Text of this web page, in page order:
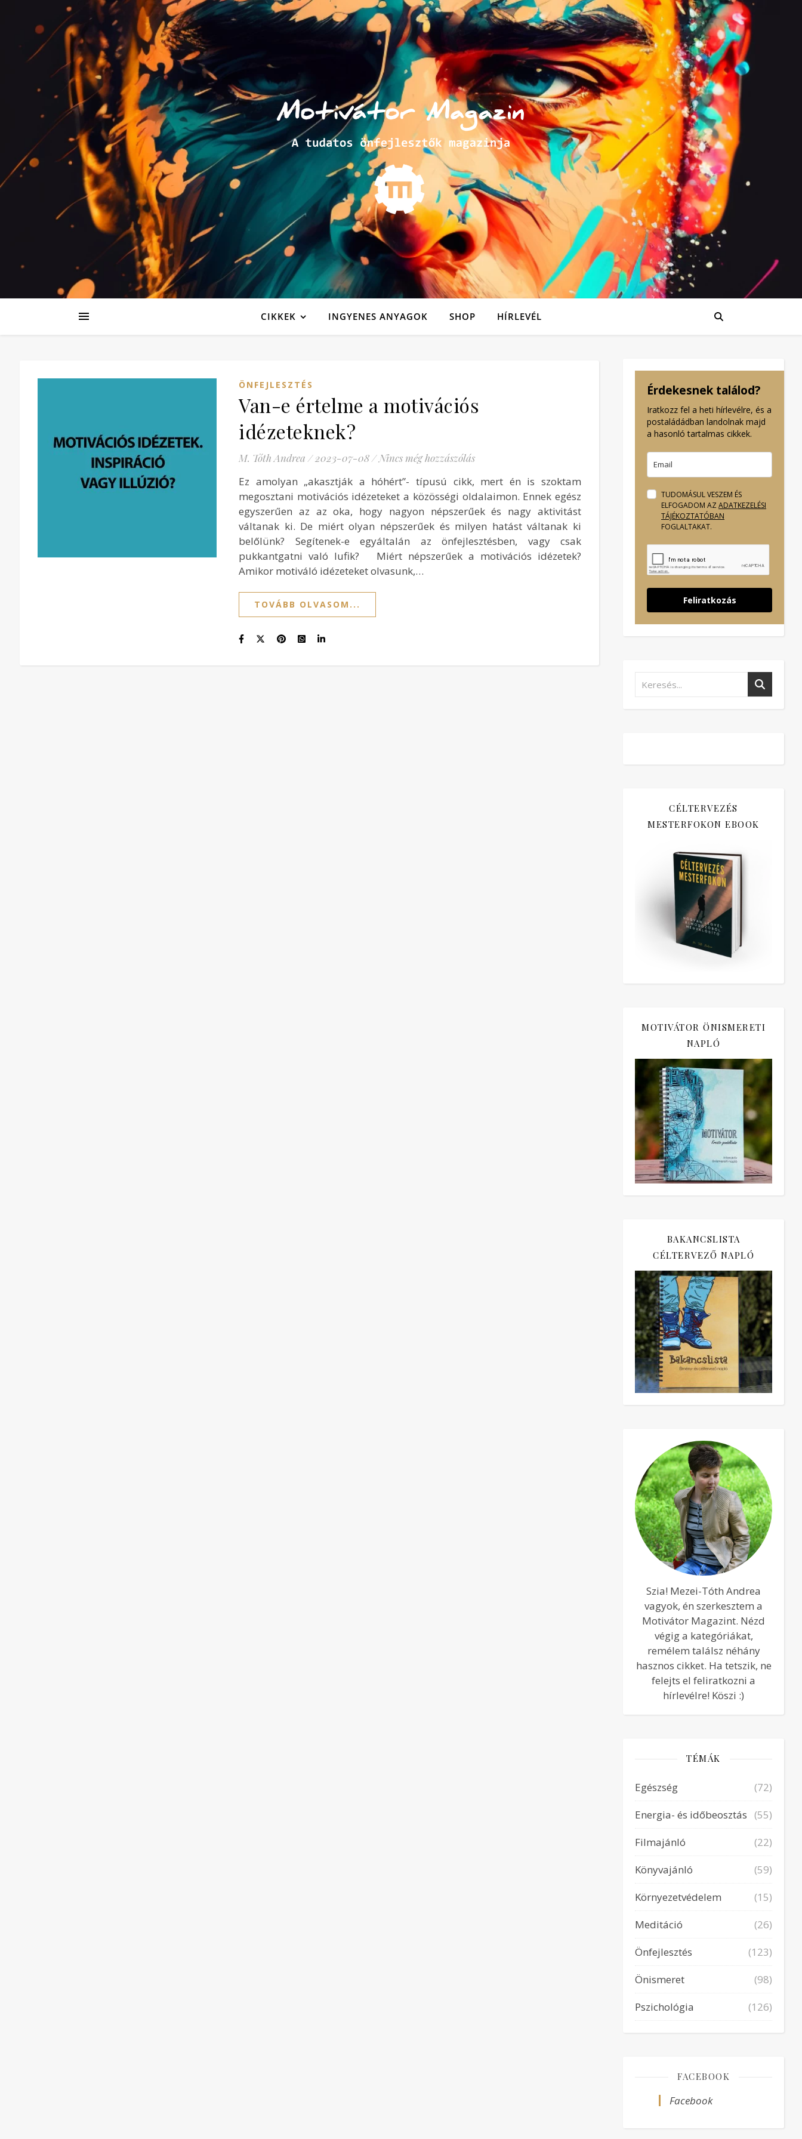
CIKKEK INGYENES ANYAGOK SHOP HÍRLEVÉL
ÖNFEJLESZTÉS
Van-e értelme a motivációs
idézeteknek?
M. Tóth Andrea / 2023-07-08/ Nincs még hozzászólás
Ez amolyan „akasztják a hóhért”- típusú cikk, mert én is szoktam
megosztani motivációs idézeteket a közösségi oldalaimon. Ennek egész
egyszerűen az az oka, hogy nagyon népszerűek és nagy aktivitást
váltanak ki. De miért olyan népszerűek és milyen hatást váltanak ki
belőlünk? Segítenek-e egyáltalán az önfejlesztésben, vagy csak
pukkantgatni való lufik? Miért népszerűek a motivációs idézetek?
Amikor motiváló idézeteket olvasunk,…
TOVÁBB OLVASOM...
Érdekesnek találod?
Iratkozz fel a heti hírlevélre, és a
postaládádban landolnak majd
a hasonló tartalmas cikkek.
TUDOMÁSUL VESZEM ÉS
ELFOGADOM AZ ADATKEZELÉSI
TÁJÉKOZTATÓBAN
FOGLALTAKAT.
Feliratkozás
CÉLTERVEZÉS
MESTERFOKON EBOOK
MOTIVÁTOR ÖNISMERETI
NAPLÓ
BAKANCSLISTA
CÉLTERVEZŐ NAPLÓ
Szia! Mezei-Tóth Andrea
vagyok, én szerkesztem a
Motivátor Magazint. Nézd
végig a kategóriákat,
remélem találsz néhány
hasznos cikket. Ha tetszik, ne
felejts el feliratkozni a
hírlevélre! Köszi :)
TÉMÁK
Egészség
(72)
Energia- és időbeosztás (55)
Filmajánló
(22)
Könyvajánló
(59)
Környezetvédelem
(15)
Meditáció
(26)
Önfejlesztés
(123)
Önismeret
(98)
Pszichológia
(126)
FACEBOOK
Facebook